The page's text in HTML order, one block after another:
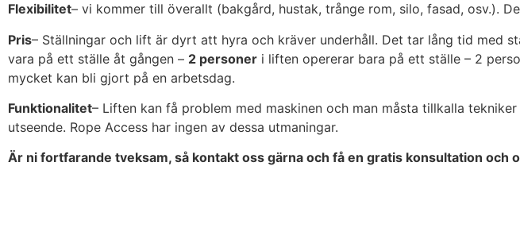
Flexibilitet– vi kommer till överallt (bakgård, hustak, trånge rom, silo, fasad, osv.).
Pris– Ställningar och lift är dyrt att hyra och kräver underhåll. Det tar lång tid med
vara på ett ställe åt gången – 2 personer i liften opererar bara på ett ställe – 2
mycket kan bli gjort på en arbetsdag.
Funktionalitet– Liften kan få problem med maskinen och man måsta tillkalla
utseende. Rope Access har ingen av dessa utmaningar.
Är ni fortfarande tveksam, så kontakt oss gärna och få en gratis konsultation och